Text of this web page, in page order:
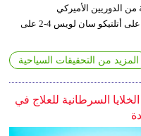
من الدوريين الأميركي
والمكسيكي، بعدما قاد إنتر ميامي إلى الفوز على أتلتيكو سان لويس 4-2 على
المزيد من التحقيقات السياحية
السرطانية للعلاج في